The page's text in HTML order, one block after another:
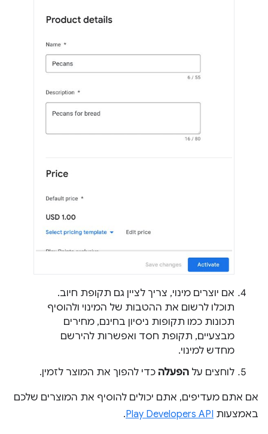
אם יוצרים מינוי, צריך לציין גם תקופת חיוב.
תוכלו לרשום את ההטבות של המינוי ולהוסיף
תכונות כמו תקופות ניסיון בחינם, מחירים
מבצעיים, תקופת חסד ואפשרות להירשם
מחדש למינוי.
לוחצים על הפעלה כדי להפוך את המוצר לזמין.
אם אתם מעדיפים, אתם יכולים להוסיף את המוצרים שלכם
באמצעות Play Developers API
.